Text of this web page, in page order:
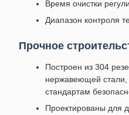
Время очистки
Диапазон контроля
Прочное
Построен из 304
нержавеющей стали,
стандартам
Проектированы для